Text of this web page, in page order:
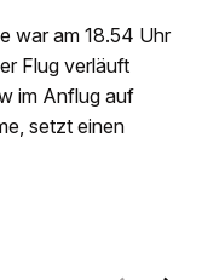
war am 18.54 Uhr
Flug verläuft
im Anflug auf
setzt einen